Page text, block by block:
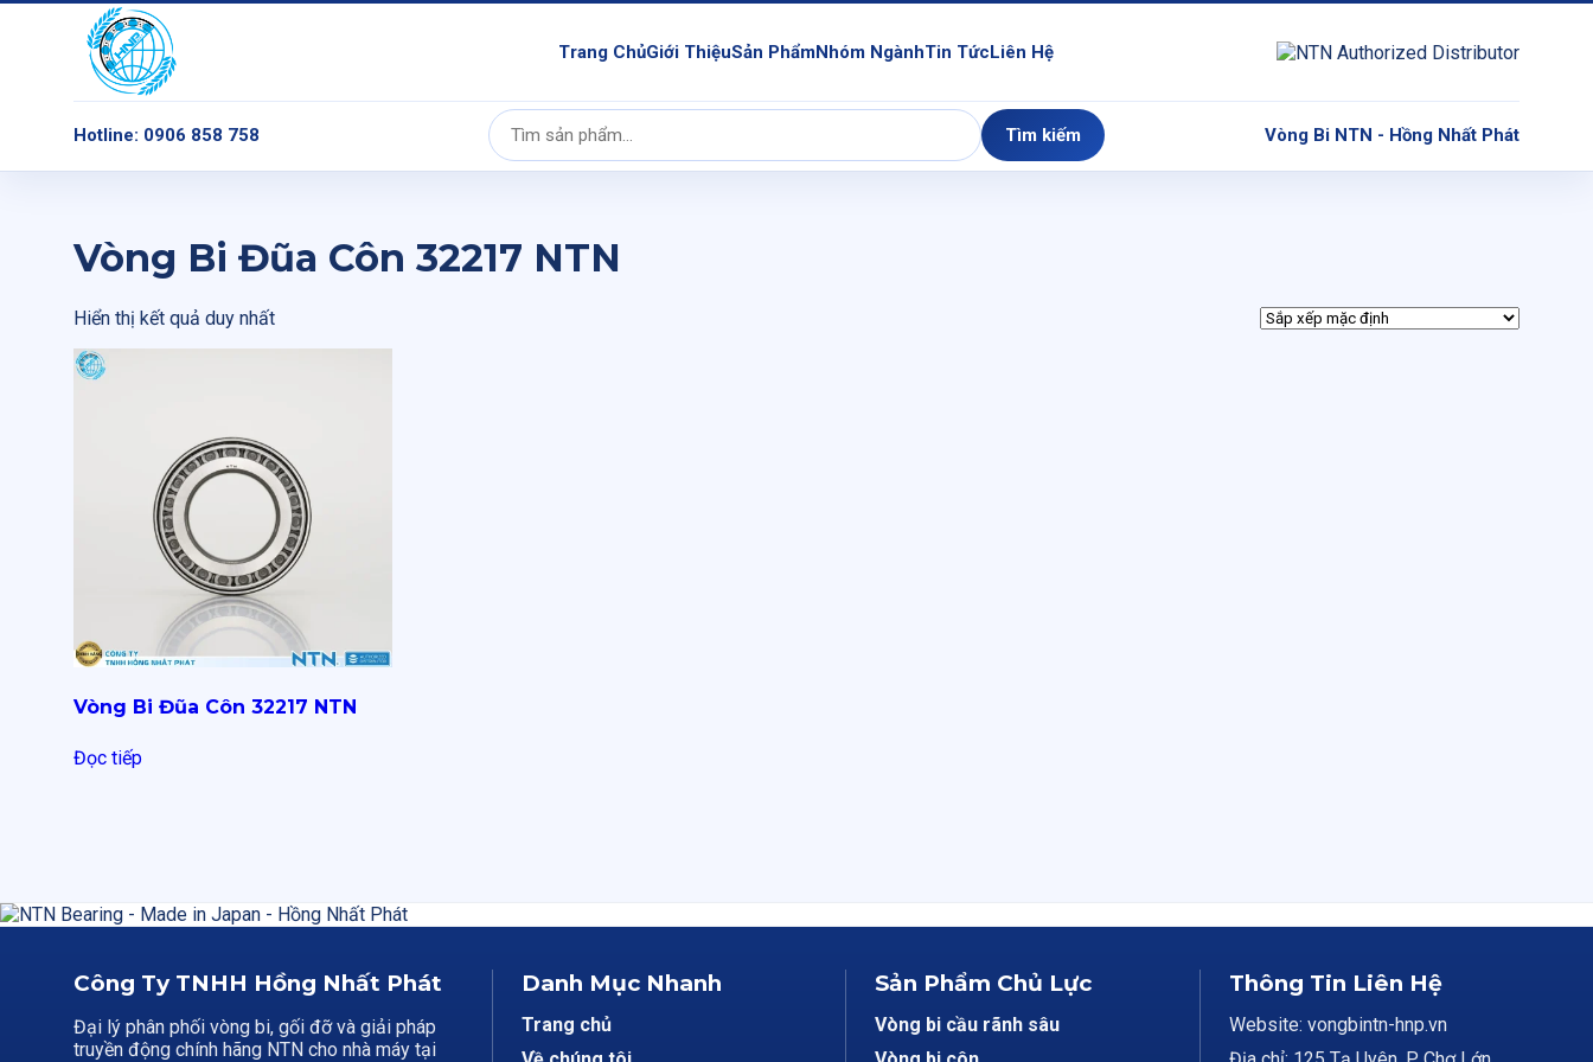
Trang ChủGiới ThiệuSản PhẩmNhóm NgànhTin TứcLiên Hệ
Hotline: 0906 858 758
Tìm
kiếm:
Tìm kiếm Vòng Bi NTN - Hồng Nhất Phát
Vòng Bi Đũa Côn 32217 NTN
Hiển thị kết quả duy nhất
Vòng Bi Đũa Côn 32217 NTN
Đọc tiếp
Công Ty TNHH Hồng Nhất Phát
Đại lý phân phối vòng bi, gối đỡ và giải pháp
truyền động chính hãng NTN cho nhà máy tại
Danh Mục Nhanh
Trang chủ
Sản Phẩm Chủ Lực
Vòng bi cầu rãnh sâu
Thông Tin Liên Hệ
Website: vongbintn-hnp.vn